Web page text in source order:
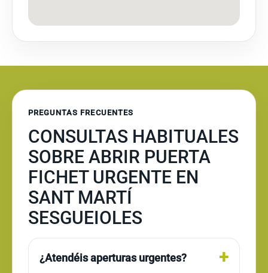
PREGUNTAS FRECUENTES
CONSULTAS HABITUALES
SOBRE ABRIR PUERTA
FICHET URGENTE EN
SANT MARTÍ
SESGUEIOLES
¿Atendéis aperturas urgentes?